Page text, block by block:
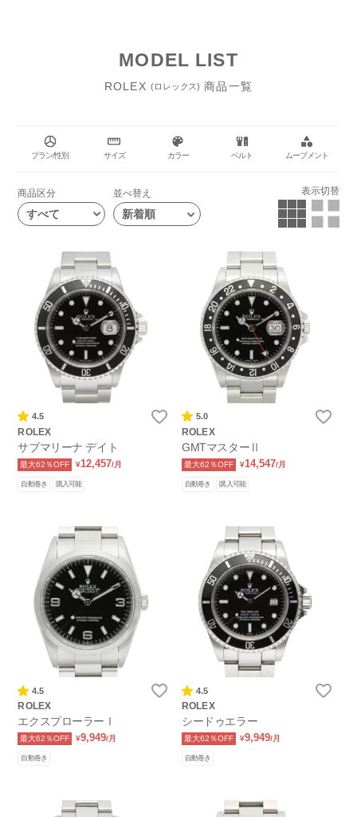
手が愛用する等、高い支持を得ています。その人気度はカリトケでも
一二を争うほど。実用性も兼ね備えたROLEXの時計は、スタンダー
MODEL LIST
ROLEX (ロレックス) 商品一覧
プラン/性別 サイズ カラー ベルト ムーブメント
商品区分
すべて
並べ替え 表示切替
4.5
ROLEX
サブマリーナ デイト
最大62％OFF ¥12,457/月
自動巻き 購入可能
5.0
ROLEX
GMTマスターⅡ
最大62％OFF ¥14,547/月
自動巻き 購入可能
4.5
ROLEX
エクスプローラーⅠ
最大62％OFF ¥9,949/月
自動巻き
4.5
ROLEX
シードゥエラー
最大62％OFF ¥9,949/月
自動巻き